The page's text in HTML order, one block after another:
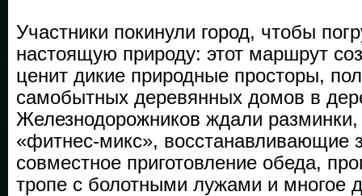
Участники покинули город, чтобы
настоящую природу: этот маршрут
ценит дикие природные просторы,
самобытных деревянных домов в
Железнодорожников ждали разминки,
«фитнес-микс», восстанавливающие
совместное приготовление обеда,
тропе с болотными лужами и многое